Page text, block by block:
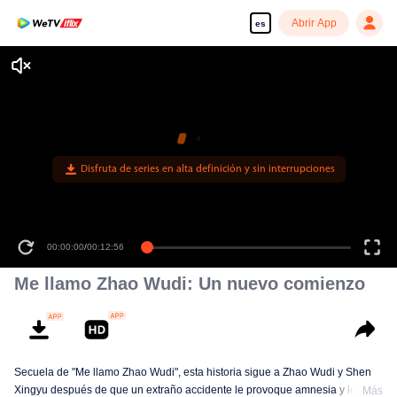
es Abrir App
Disfruta de series en alta definición y sin interrupciones
00:00:00/00:12:56
Me llamo Zhao Wudi: Un nuevo comienzo
Secuela de "Me llamo Zhao Wudi", esta historia sigue a Zhao Wudi y Shen
Xingyu después de que un extraño accidente le provoque amnesia y lo deje
Más